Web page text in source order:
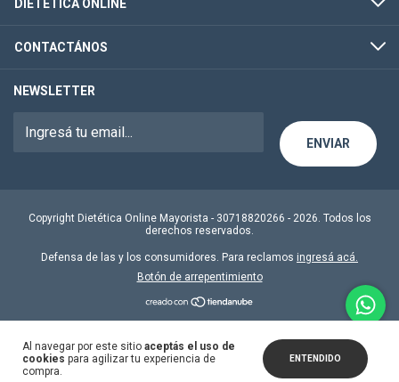
Al navegar por este sitio aceptás el uso de
cookies para agilizar tu experiencia de
compra.
ENTENDIDO
DIETETICA ONLINE
CONTACTÁNOS
NEWSLETTER
Copyright Dietética Online Mayorista - 30718820266 - 2026. Todos los
derechos reservados.
Defensa de las y los consumidores. Para reclamos ingresá acá.
Botón de arrepentimiento